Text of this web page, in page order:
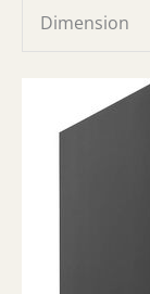
Dimension